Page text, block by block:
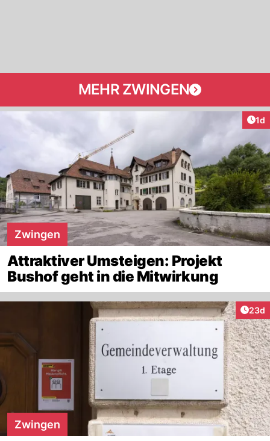
MEHR ZWINGEN
1d
Zwingen
Attraktiver Umsteigen: Projekt
Bushof geht in die Mitwirkung
23d
Zwingen